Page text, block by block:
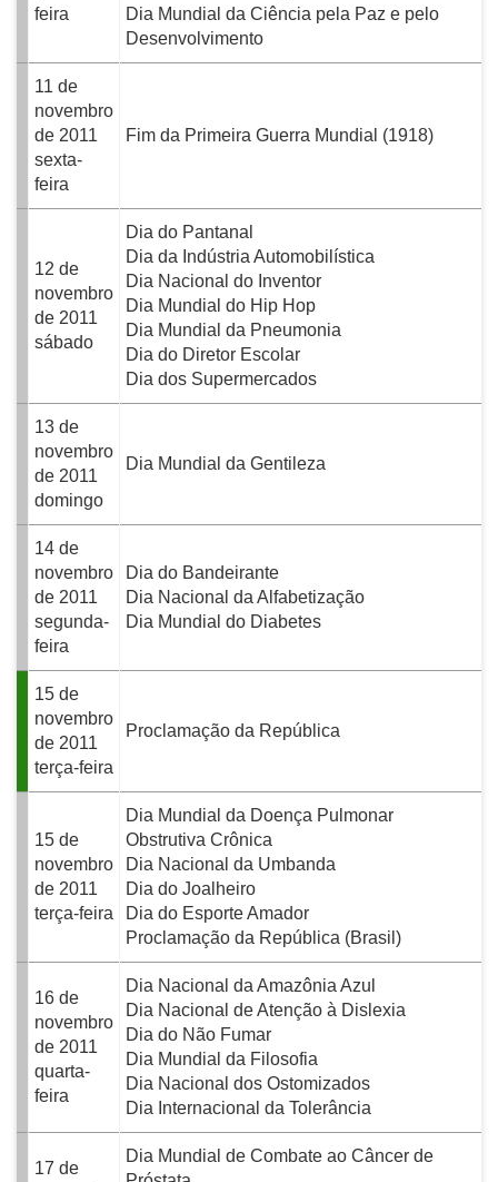
feira
Dia Mundial da Ciência pela Paz e pelo
Desenvolvimento
11 de
novembro
de 2011
sexta-
feira
Fim da Primeira Guerra Mundial (1918)
12 de
novembro
de 2011
sábado
Dia do Pantanal
Dia da Indústria Automobilística
Dia Nacional do Inventor
Dia Mundial do Hip Hop
Dia Mundial da Pneumonia
Dia do Diretor Escolar
Dia dos Supermercados
13 de
novembro
de 2011
domingo
Dia Mundial da Gentileza
14 de
novembro
de 2011
segunda-
feira
Dia do Bandeirante
Dia Nacional da Alfabetização
Dia Mundial do Diabetes
15 de
novembro
de 2011
terça-feira
Proclamação da República
15 de
novembro
de 2011
terça-feira
Dia Mundial da Doença Pulmonar
Obstrutiva Crônica
Dia Nacional da Umbanda
Dia do Joalheiro
Dia do Esporte Amador
Proclamação da República (Brasil)
16 de
novembro
de 2011
quarta-
feira
Dia Nacional da Amazônia Azul
Dia Nacional de Atenção à Dislexia
Dia do Não Fumar
Dia Mundial da Filosofia
Dia Nacional dos Ostomizados
Dia Internacional da Tolerância
17 de
Dia Mundial de Combate ao Câncer de